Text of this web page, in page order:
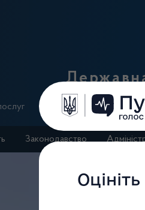
Державної
Законодавство